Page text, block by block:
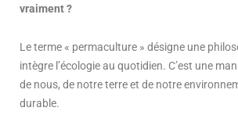
vraiment ?
Le terme « permaculture » désigne une
intègre l’écologie au quotidien. C’est une
de nous, de notre terre et de notre
durable.